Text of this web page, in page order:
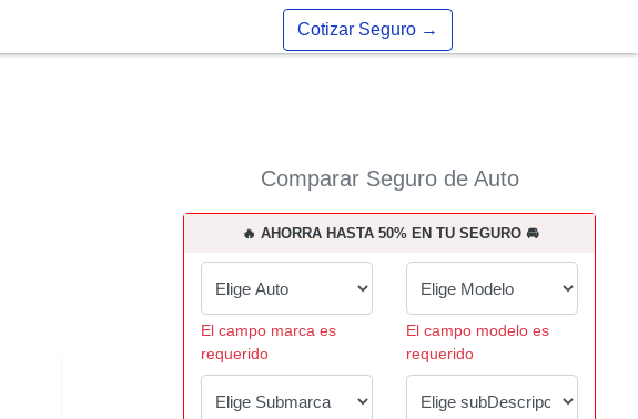
Cotizar Seguro →
Comparar Seguro de Auto
🔥 AHORRA HASTA 50% EN TU SEGURO 🚘
El campo marca es
requerido
El campo modelo es
requerido